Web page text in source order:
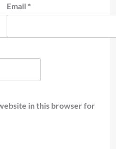
Email *
in this browser for